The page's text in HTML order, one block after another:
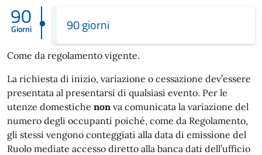
90
Giorni 90 giorni
Come da regolamento vigente.
La richiesta di inizio, variazione o cessazione dev’essere
presentata al presentarsi di qualsiasi evento. Per le
utenze domestiche non va comunicata la variazione del
numero degli occupanti poiché, come da Regolamento,
gli stessi vengono conteggiati alla data di emissione del
Ruolo mediate accesso diretto alla banca dati dell’ufficio